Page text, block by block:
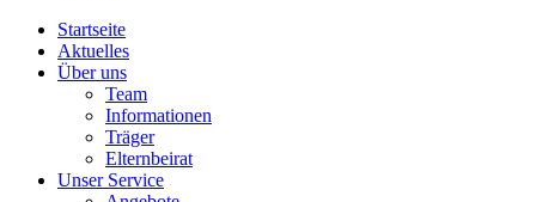
Startseite
Aktuelles
Über uns
Team
Informationen
Träger
Elternbeirat
Unser Service